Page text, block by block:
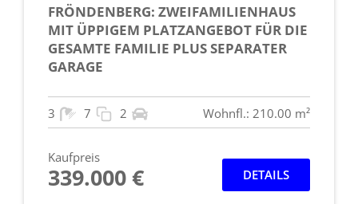
FRÖNDENBERG: ZWEIFAMILIENHAUS
MIT ÜPPIGEM PLATZANGEBOT FÜR DIE
GESAMTE FAMILIE PLUS SEPARATER
GARAGE
3 7 2 Wohnfl.: 210.00 m²
Kaufpreis
339.000 € DETAILS